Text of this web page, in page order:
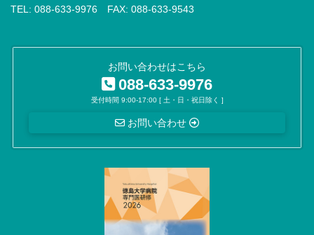
TEL: 088-633-9976 FAX: 088-633-9543
お問い合わせはこちら
088-633-9976
受付時間 9:00-17:00 [ 土・日・祝日除く ]
お問い合わせ